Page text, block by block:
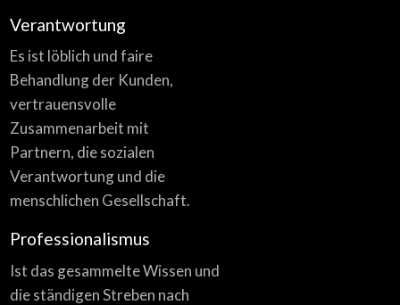
Verantwortung
Es ist löblich und faire
Behandlung der Kunden,
vertrauensvolle
Zusammenarbeit mit
Partnern, die sozialen
Verantwortung und die
menschlichen Gesellschaft.
Professionalismus
Ist das gesammelte Wissen und
die ständigen Streben nach